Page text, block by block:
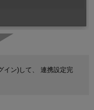
イン)して、 連携設定完